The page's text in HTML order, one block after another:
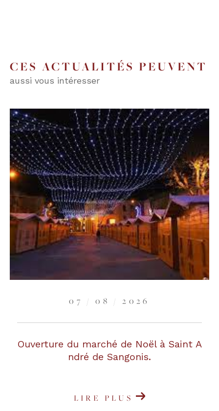
CES ACTUALITÉS PEUVENT
aussi vous intéresser
07 / 08 / 2026
Ouverture du marché de Noël à Saint A
ndré de Sangonis.
LIRE PLUS